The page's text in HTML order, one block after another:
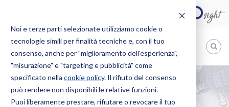
Noi e terze parti selezionate utilizziamo cookie o
tecnologie simili per finalità tecniche e, con il tuo
consenso, anche per "miglioramento dell'esperienza",
"misurazione" e "targeting e pubblicità" come
specificato nella cookie policy. Il rifiuto del consenso
può rendere non disponibili le relative funzioni.
Puoi liberamente prestare, rifiutare o revocare il tuo
Bugnion
The
way
HOME NEWS
ADESIONE DEL CILE E DI CAPO VERDE AL